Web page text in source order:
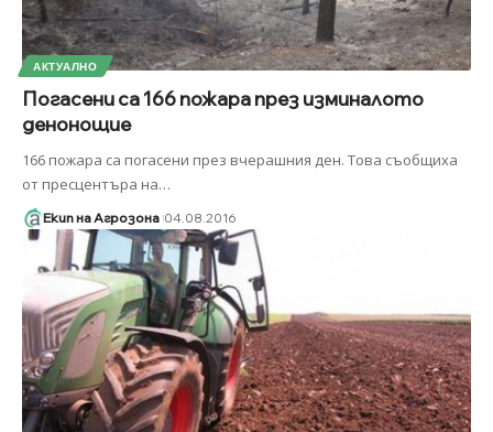
АКТУАЛНО
Погасени са 166 пожара през изминалото
денонощие
166 пожара са погасени през вчерашния ден. Това съобщиха
от пресцентъра на…
Екип на Агрозона 04.08.2016